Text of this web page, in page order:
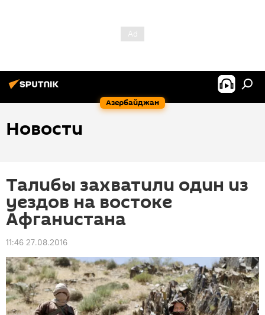
Азербайджан
Новости
Талибы захватили один из
уездов на востоке
Афганистана
11:46 27.08.2016